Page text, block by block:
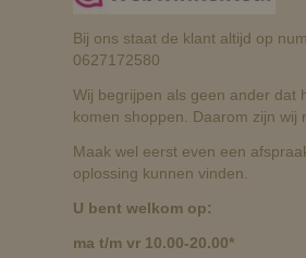
Bij ons staat de klant altijd op
0627172580
Wij begrijpen als geen ander dat
komen shoppen. Daarom zijn wij
Maak wel eerst even een
oplossing kunnen vinden.
U bent welkom op:
ma t/m vr 10.00-20.00*